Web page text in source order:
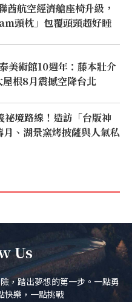
酋航空經濟艙座椅升級，
頭枕」包覆頭頸超好睡
美術館10週年：藤本壯介
根8月震撼空降台北
祕境路線！造訪「台版神
、湖景窯烤披薩與人氣私
Us
，踏出夢想的第一步。一點勇
快樂，一點挑戰